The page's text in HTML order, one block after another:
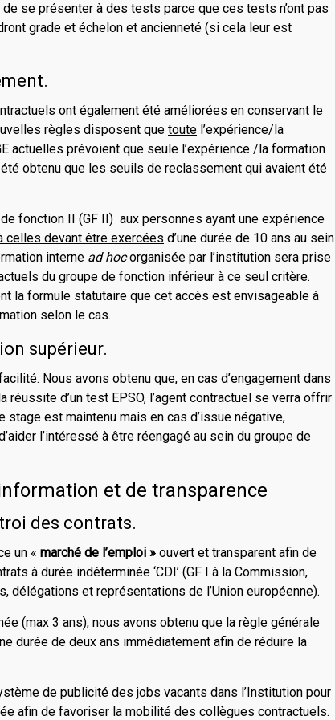
se présenter à des tests parce que ces tests n’ont pas
grade et échelon et ancienneté (si cela leur est
ont également été améliorées en conservant le
règles disposent que toute l’expérience/la
actuelles prévoient que seule l’expérience /la formation
obtenu que les seuils de reclassement qui avaient été
fonction II (GF II) aux personnes ayant une expérience
celles devant être exercées d’une durée de 10 ans au sein
interne ad hocorganisée par l’institution sera prise
du groupe de fonction inférieur à ce seul critère.
la formule statutaire que cet accès est envisageable à
selon le cas.
supérieur.
Nous avons obtenu que, en cas d’engagement dans
d’un test EPSO, l’agent contractuel se verra offrir
est maintenu mais en cas d’issue négative,
l’intéressé à être réengagé au sein du groupe de
et de transparence
des contrats.
un « marché de l’emploi » ouvert et transparent afin de
à durée indéterminée ‘CDI’ (GF I à la Commission,
et représentations de l’Union européenne).
(max 3 ans), nous avons obtenu que la règle générale
durée de deux ans immédiatement afin de réduire la
de publicité des jobs vacants dans l’Institution pour
afin de favoriser la mobilité des collègues contractuels.